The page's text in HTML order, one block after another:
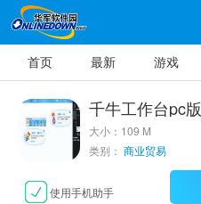
首页 最新 游戏
千牛工作台pc版
大小：109 M
类别： 商业贸易
使用手机助手